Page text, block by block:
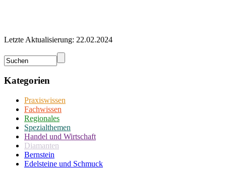
Letzte Aktualisierung: 22.02.2024
Kategorien
Praxiswissen
Fachwissen
Regionales
Spezialthemen
Handel und Wirtschaft
Diamanten
Bernstein
Edelsteine und Schmuck